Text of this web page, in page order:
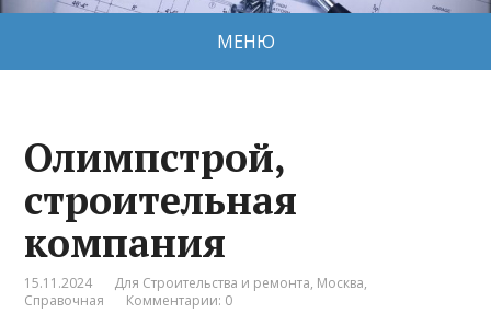
МЕНЮ
Олимпстрой,
строительная
компания
15.11.2024 Для Строительства и ремонта, Москва,
Справочная
Комментарии: 0